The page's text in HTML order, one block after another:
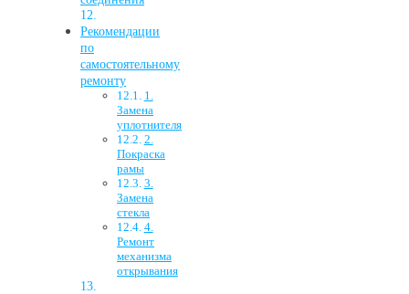
Рекомендации
по
самостоятельному
ремонту
1.
Замена
уплотнителя
2.
Покраска
рамы
3.
Замена
стекла
4.
Ремонт
механизма
открывания